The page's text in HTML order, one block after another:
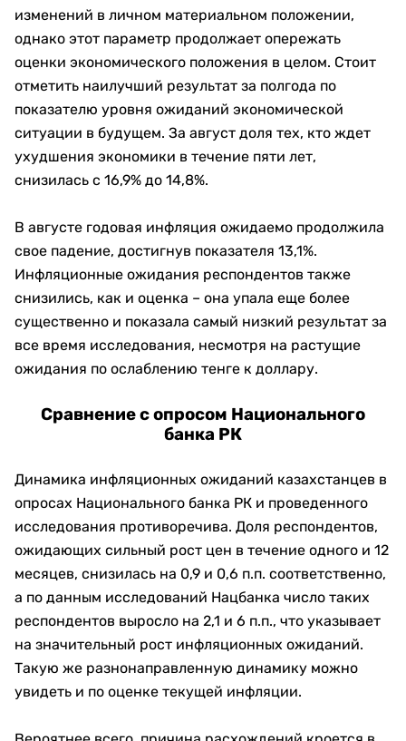
изменений в личном материальном положении,
однако этот параметр продолжает опережать
оценки экономического положения в целом. Стоит
отметить наилучший результат за полгода по
показателю уровня ожиданий экономической
ситуации в будущем. За август доля тех, кто ждет
ухудшения экономики в течение пяти лет,
снизилась с 16,9% до 14,8%.
В августе годовая инфляция ожидаемо продолжила
свое падение, достигнув показателя 13,1%.
Инфляционные ожидания респондентов также
снизились, как и оценка – она упала еще более
существенно и показала самый низкий результат за
все время исследования, несмотря на растущие
ожидания по ослаблению тенге к доллару.
Сравнение с опросом Национального
банка РК
Динамика инфляционных ожиданий казахстанцев в
опросах Национального банка РК и проведенного
исследования противоречива. Доля респондентов,
ожидающих сильный рост цен в течение одного и 12
месяцев, снизилась на 0,9 и 0,6 п.п. соответственно,
а по данным исследований Нацбанка число таких
респондентов выросло на 2,1 и 6 п.п., что указывает
на значительный рост инфляционных ожиданий.
Такую же разнонаправленную динамику можно
увидеть и по оценке текущей инфляции.